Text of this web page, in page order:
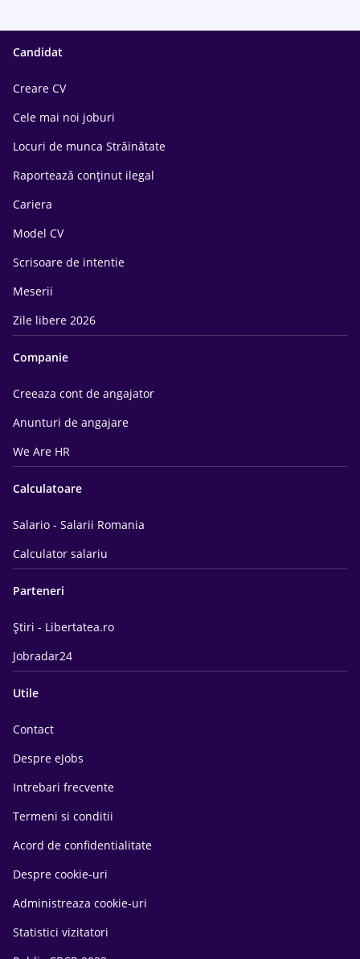
Candidat
Creare CV
Cele mai noi joburi
Locuri de munca Străinătate
Raportează conținut ilegal
Cariera
Model CV
Scrisoare de intentie
Meserii
Zile libere 2026
Companie
Creeaza cont de angajator
Anunturi de angajare
We Are HR
Calculatoare
Salario - Salarii Romania
Calculator salariu
Parteneri
Știri - Libertatea.ro
Jobradar24
Utile
Contact
Despre eJobs
Intrebari frecvente
Termeni si conditii
Acord de confidentialitate
Despre cookie-uri
Administreaza cookie-uri
Statistici vizitatori